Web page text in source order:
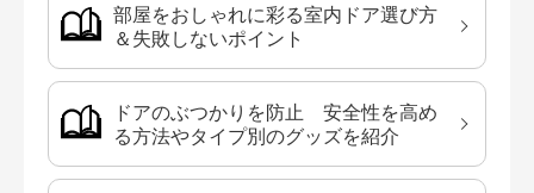
部屋をおしゃれに彩る室内ドア選び方
＆失敗しないポイント
ドアのぶつかりを防止 安全性を高め
る方法やタイプ別のグッズを紹介